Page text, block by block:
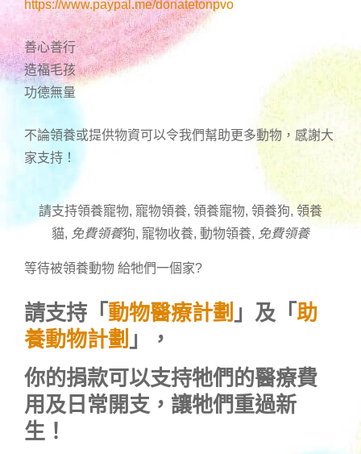
https://www.paypal.me/donatetonpvo
善心善行
造福毛孩
功德無量
不論領養或提供物資可以令我們幫助更多動物，感謝大
家支持！
請支持領養寵物, 寵物領養, 領養寵物, 領養狗, 領養
貓, 免費領養狗, 寵物收養, 動物領養, 免費領養
等待被領養動物 給牠們一個家?
請支持「 動物醫療計劃 」及「 助
養動物計劃 」，
你的捐款可以支持牠們的醫療費
用及日常開支，讓牠們重過新
生！